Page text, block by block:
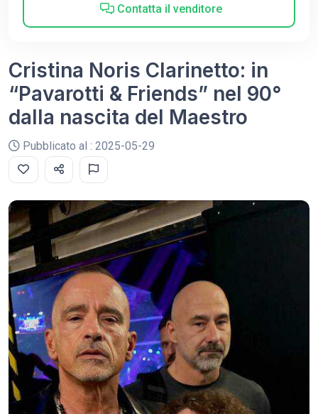
Contatta il venditore
Cristina Noris Clarinetto: in
“Pavarotti & Friends” nel 90°
dalla nascita del Maestro
Pubblicato al : 2025-05-29